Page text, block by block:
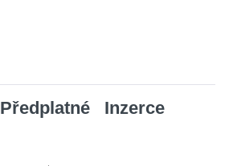
Předplatné Inzerce